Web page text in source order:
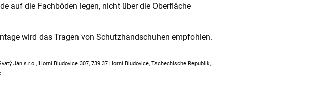
auf die Fachböden legen, nicht über die Oberfläche
wird das Tragen von Schutzhandschuhen empfohlen.
Ján s.r.o., Horní Bludovice 307, 739 37 Horní Bludovice, Tschechische Republik,